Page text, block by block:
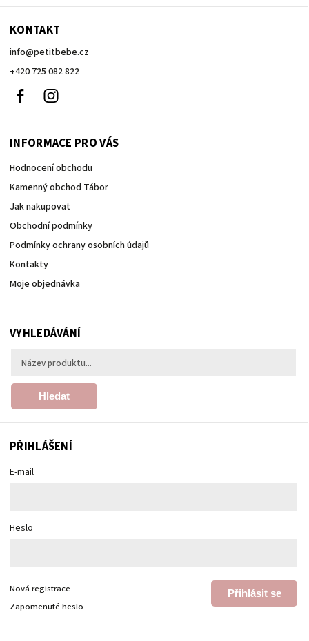
KONTAKT
info@petitbebe.cz
+420 725 082 822
Facebook
INFORMACE PRO VÁS
Hodnocení obchodu
Kamenný obchod Tábor
Jak nakupovat
Obchodní podmínky
Podmínky ochrany osobních údajů
Kontakty
Moje objednávka
VYHLEDÁVÁNÍ
Hledat
PŘIHLÁŠENÍ
E-mail
Heslo
Přihlásit se
Nová registrace
Zapomenuté heslo